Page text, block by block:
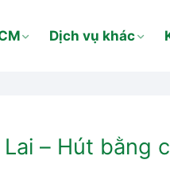
Dịch vụ khác
– Hút bằng